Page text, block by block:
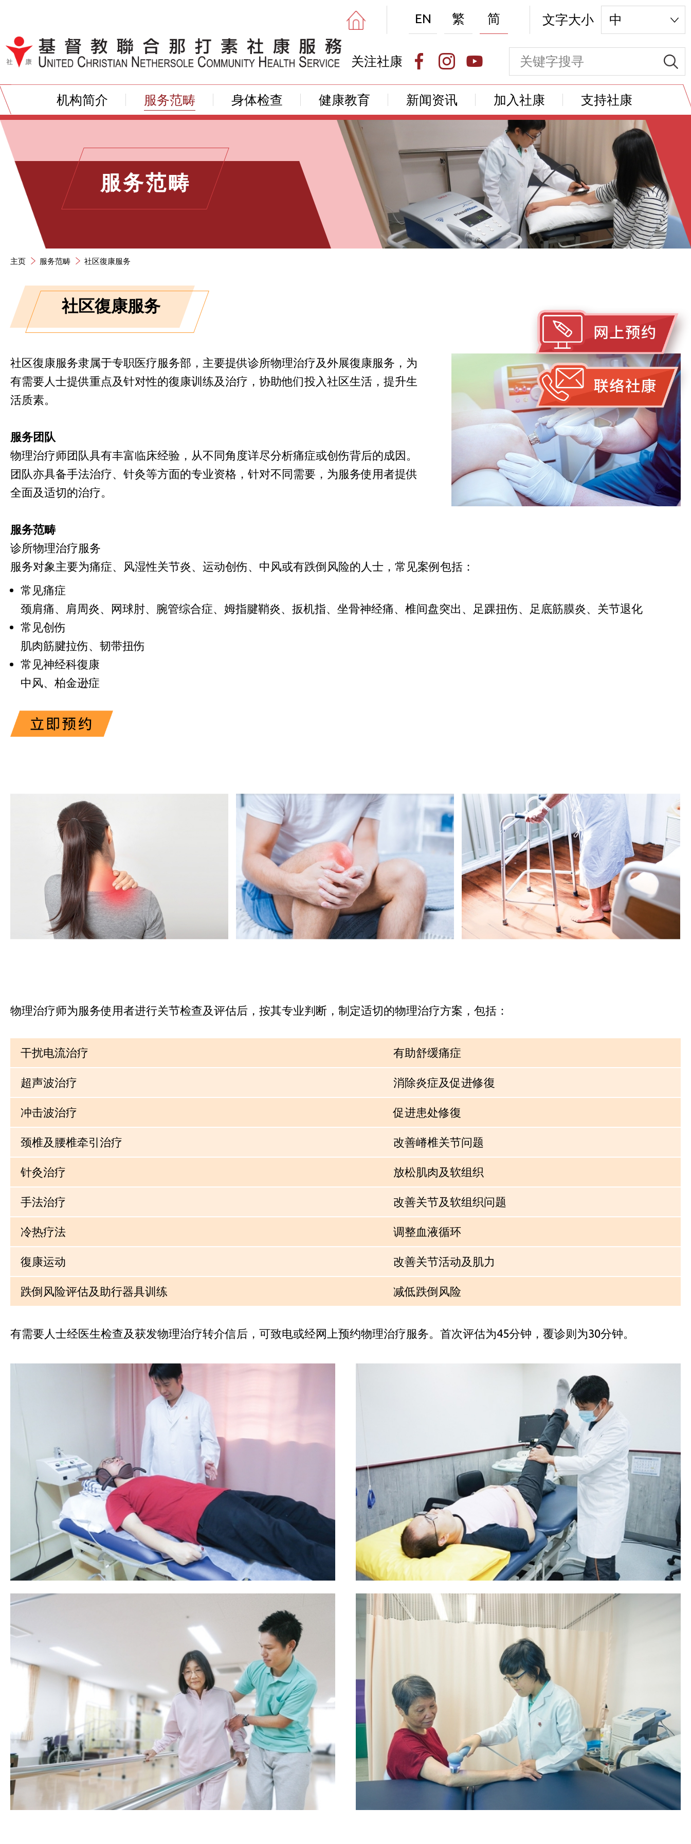
跳到内容（按输入键）
EN 繁 简 文字大小 中
关注社康
机构简介 服务范畴 身体检查 健康教育 新闻资讯 加入社康 支持社康
服务范畴
主页 服务范畴 社区復康服务
社区復康服务
社区復康服务隶属于专职医疗服务部，主要提供诊所物理治疗及外展復康服务，为
有需要人士提供重点及针对性的復康训练及治疗，协助他们投入社区生活，提升生
活质素。
服务团队
物理治疗师团队具有丰富临床经验，从不同角度详尽分析痛症或创伤背后的成因。
团队亦具备手法治疗、针灸等方面的专业资格，针对不同需要，为服务使用者提供
全面及适切的治疗。
服务范畴
诊所物理治疗服务
服务对象主要为痛症、风湿性关节炎、运动创伤、中风或有跌倒风险的人士，常见案例包括：
常见痛症
颈肩痛、
肩周炎、 网球肘、 腕管综合症、 姆指腱鞘炎、 扳机指、 坐骨神经痛、 椎间盘突出、 足踝扭伤、 足底筋膜炎、 关节退化
常见创伤
肌肉筋腱拉伤、 韧带扭伤
常见神经科復康
中风、 柏金逊症
物理治疗师为服务使用者进行关节检查及评估后，按其专业判断，制定适切的物理治疗方案，包括：
干扰电流治疗 有助舒缓痛症
超声波治疗 消除炎症及促进修復
冲击波治疗 促进患处修復
颈椎及腰椎牵引治疗 改善嵴椎关节问题
针灸治疗 放松肌肉及软组织
手法治疗 改善关节及软组织问题
冷热疗法 调整血液循环
復康运动 改善关节活动及肌力
跌倒风险评估及助行器具训练 减低跌倒风险
有需要人士经医生检查及获发物理治疗转介信后，可致电或经网上预约物理治疗服务。首次评估为45分钟，覆诊则为30分钟。